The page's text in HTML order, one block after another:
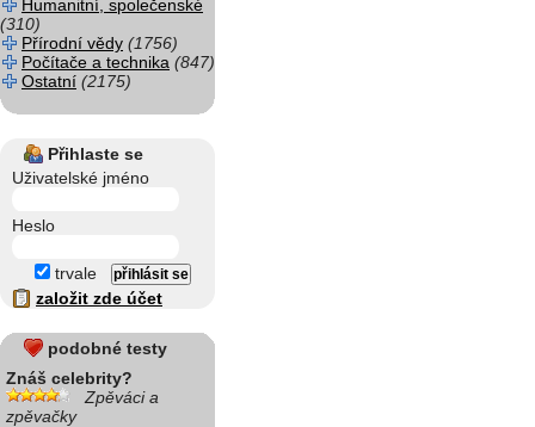
Humanitní, společenské
(310)
Přírodní vědy (1756)
Počítače a technika (847)
Ostatní (2175)
Přihlaste se
Uživatelské jméno
Heslo
trvale
založit zde účet
podobné testy
Znáš celebrity?
Zpěváci a
zpěvačky